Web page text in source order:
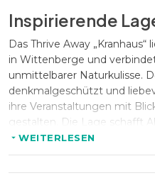
Inspirierende
Das Thrive Away
in Wittenberge und
unmittelbarer Naturkulisse.
denkmalgeschützt und
ihre Veranstaltungen mit
gestalten. Die Lage schafft
Events eine besondere Ruhe
WEITERLESEN